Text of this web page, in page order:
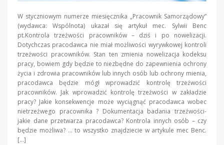
W styczniowym numerze miesięcznika „Pracownik Samorządowy”
(wydawca: Wspólnota) ukazał się artykuł mec. Sylwii Benc
pt.Kontrola trzeźwości pracowników – dziś i po nowelizacji.
Dotychczas pracodawca nie miał możliwości wyrywkowej kontroli
trzeźwości pracowników. Stan ten zmienia nowelizacja kodeksu
pracy, bowiem gdy będzie to niezbędne do zapewnienia ochrony
życia i zdrowia pracowników lub innych osób lub ochrony mienia,
pracodawca będzie mógł wprowadzić kontrolę trzeźwości
pracowników. Jak wprowadzić kontrolę trzeźwości w zakładzie
pracy? Jakie konsekwencje może wyciągnąć pracodawca wobec
nietrzeźwego pracownika ? Dokumentacja badania trzeźwości-
jakie dane przetwarza pracodawca? Kontrola innych osób – czy
będzie możliwa? … to wszystko znajdziecie w artykule mec Benc.
[…]